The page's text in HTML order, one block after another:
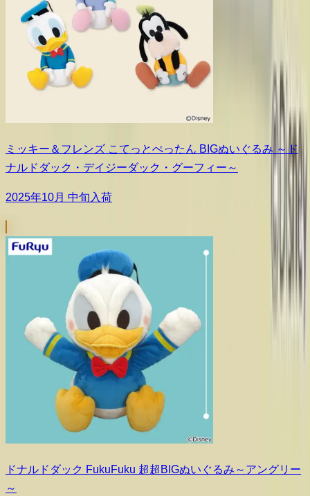
ミッキー＆フレンズ こてっとぺったん BIGぬいぐるみ ～ド
ナルドダック・デイジーダック・グーフィー～
2025年10月 中旬入荷
ドナルドダック FukuFuku 超超BIGぬいぐるみ～アングリー
～